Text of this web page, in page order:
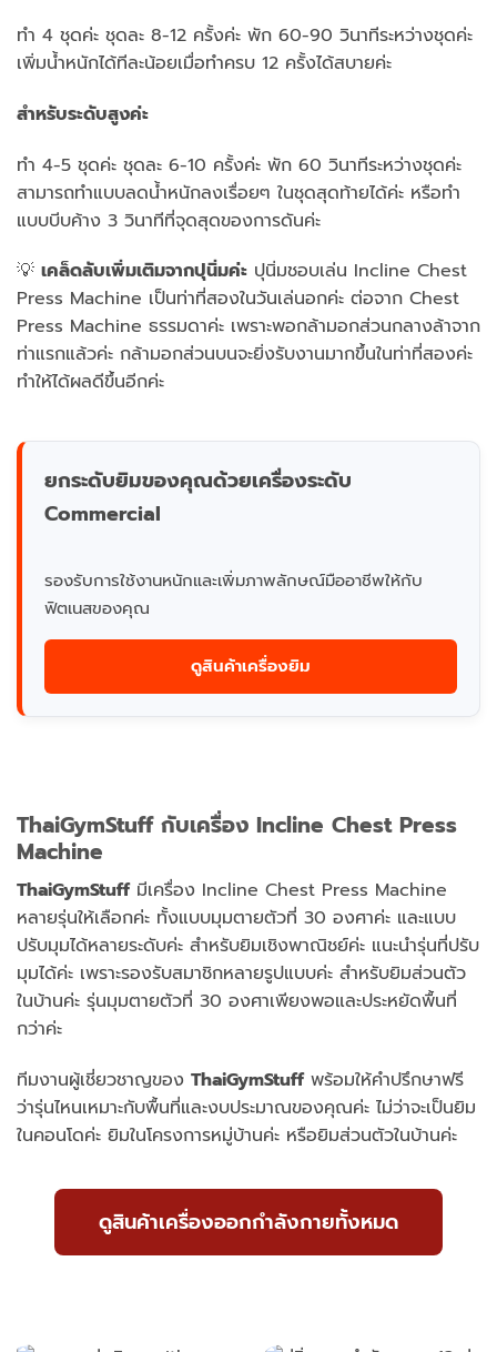
ทำ 4 ชุดค่ะ ชุดละ 8-12 ครั้งค่ะ พัก 60-90 วินาทีระหว่างชุดค่ะ
เพิ่มน้ำหนักได้ทีละน้อยเมื่อทำครบ 12 ครั้งได้สบายค่ะ
สำหรับระดับสูงค่ะ
ทำ 4-5 ชุดค่ะ ชุดละ 6-10 ครั้งค่ะ พัก 60 วินาทีระหว่างชุดค่ะ
สามารถทำแบบลดน้ำหนักลงเรื่อยๆ ในชุดสุดท้ายได้ค่ะ หรือทำ
แบบบีบค้าง 3 วินาทีที่จุดสุดของการดันค่ะ
💡 เคล็ดลับเพิ่มเติมจากปุนิ่มค่ะ ปุนิ่มชอบเล่น Incline Chest
Press Machine เป็นท่าที่สองในวันเล่นอกค่ะ ต่อจาก Chest
Press Machine ธรรมดาค่ะ เพราะพอกล้ามอกส่วนกลางล้าจาก
ท่าแรกแล้วค่ะ กล้ามอกส่วนบนจะยิ่งรับงานมากขึ้นในท่าที่สองค่ะ
ทำให้ได้ผลดีขึ้นอีกค่ะ
ยกระดับยิมของคุณด้วยเครื่องระดับ
Commercial
รองรับการใช้งานหนักและเพิ่มภาพลักษณ์มืออาชีพให้กับ
ฟิตเนสของคุณ
ดูสินค้าเครื่องยิม
ThaiGymStuff กับเครื่อง Incline Chest Press
Machine
ThaiGymStuffมีเครื่อง Incline Chest Press Machine
หลายรุ่นให้เลือกค่ะ ทั้งแบบมุมตายตัวที่ 30 องศาค่ะ และแบบ
ปรับมุมได้หลายระดับค่ะ สำหรับยิมเชิงพาณิชย์ค่ะ แนะนำรุ่นที่ปรับ
มุมได้ค่ะ เพราะรองรับสมาชิกหลายรูปแบบค่ะ สำหรับยิมส่วนตัว
ในบ้านค่ะ รุ่นมุมตายตัวที่ 30 องศาเพียงพอและประหยัดพื้นที่
กว่าค่ะ
ทีมงานผู้เชี่ยวชาญของ ThaiGymStuffพร้อมให้คำปรึกษาฟรี
ว่ารุ่นไหนเหมาะกับพื้นที่และงบประมาณของคุณค่ะ ไม่ว่าจะเป็นยิม
ในคอนโดค่ะ ยิมในโครงการหมู่บ้านค่ะ หรือยิมส่วนตัวในบ้านค่ะ
ดูสินค้าเครื่องออกกำลังกายทั้งหมด